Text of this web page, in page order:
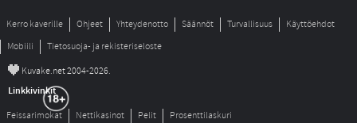
Kerro kaverille Ohjeet Yhteydenotto Säännöt Turvallisuus
Käyttöehdot
Mobiili
Tietosuoja- ja rekisteriseloste
© Kuvake.net 2004-2026.
Linkkivinkit
Feissarimokat Nettikasinot Pelit Prosenttilaskuri